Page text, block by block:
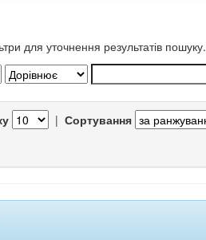
для уточнення результатів пошуку.
| Сортування